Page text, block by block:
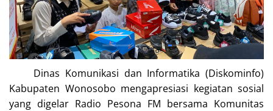
Dinas Komunikasi dan Informatika (Diskominfo)
Kabupaten Wonosobo mengapresiasi kegiatan sosial
yang digelar Radio Pesona FM bersama Komunitas